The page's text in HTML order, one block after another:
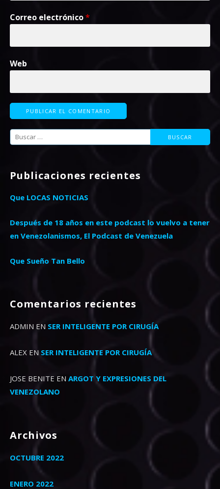
Correo electrónico*
Web
Buscar:
Publicaciones recientes
Que LOCAS NOTICIAS
Después de 18 años en este podcast lo vuelvo a tener
en Venezolanismos, El Podcast de Venezuela
Que Sueño Tan Bello
Comentarios recientes
ADMIN EN SER INTELIGENTE POR CIRUGÍA
ALEX EN SER INTELIGENTE POR CIRUGÍA
JOSE BENITE EN ARGOT Y EXPRESIONES DEL
VENEZOLANO
Archivos
OCTUBRE 2022
ENERO 2022